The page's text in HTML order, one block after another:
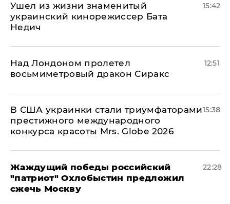
Ушел из жизни знаменитый
украинский кинорежиссер Бата
Недич
15:42
Над Лондоном пролетел
восьмиметровый дракон Сиракс
12:51
В США украинки стали триумфаторами
престижного международного
конкурса красоты Mrs. Globe 2026
15:38
Жаждущий победы российский
"патриот" Охлобыстин предложил
сжечь Москву
22:28